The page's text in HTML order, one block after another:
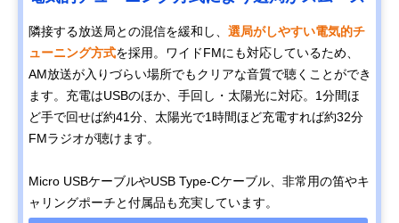
隣接する放送局との混信を緩和し、 選局がしやすい電気的チ
ューニング方式を採用。ワイドFMにも対応しているため、
AM放送が入りづらい場所でもクリアな音質で聴くことができ
ます。充電はUSBのほか、手回し・太陽光に対応。1分間ほ
ど手で回せば約41分、太陽光で1時間ほど充電すれば約32分
FMラジオが聴けます。
Micro USBケーブルやUSB Type-Cケーブル、非常用の笛やキ
ャリングポーチと付属品も充実しています。